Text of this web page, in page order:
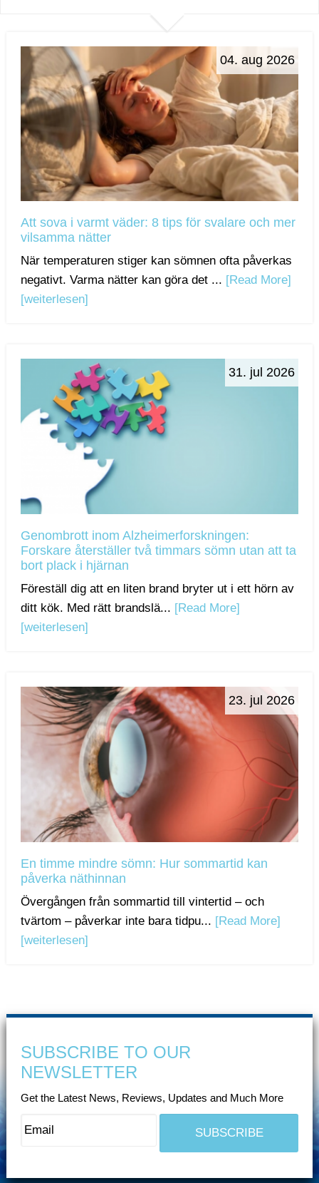
04. aug 2026
Att sova i varmt väder: 8 tips för svalare och mer
vilsamma nätter
När temperaturen stiger kan sömnen ofta påverkas
negativt. Varma nätter kan göra det ... [Read More]
[weiterlesen]
31. jul 2026
Genombrott inom Alzheimerforskningen:
Forskare återställer två timmars sömn utan att ta
bort plack i hjärnan
Föreställ dig att en liten brand bryter ut i ett hörn av
ditt kök. Med rätt brandslä... [Read More]
[weiterlesen]
23. jul 2026
En timme mindre sömn: Hur sommartid kan
påverka näthinnan
Övergången från sommartid till vintertid – och
tvärtom – påverkar inte bara tidpu... [Read More]
[weiterlesen]
SUBSCRIBE TO OUR
NEWSLETTER
Get the Latest News, Reviews, Updates and Much More